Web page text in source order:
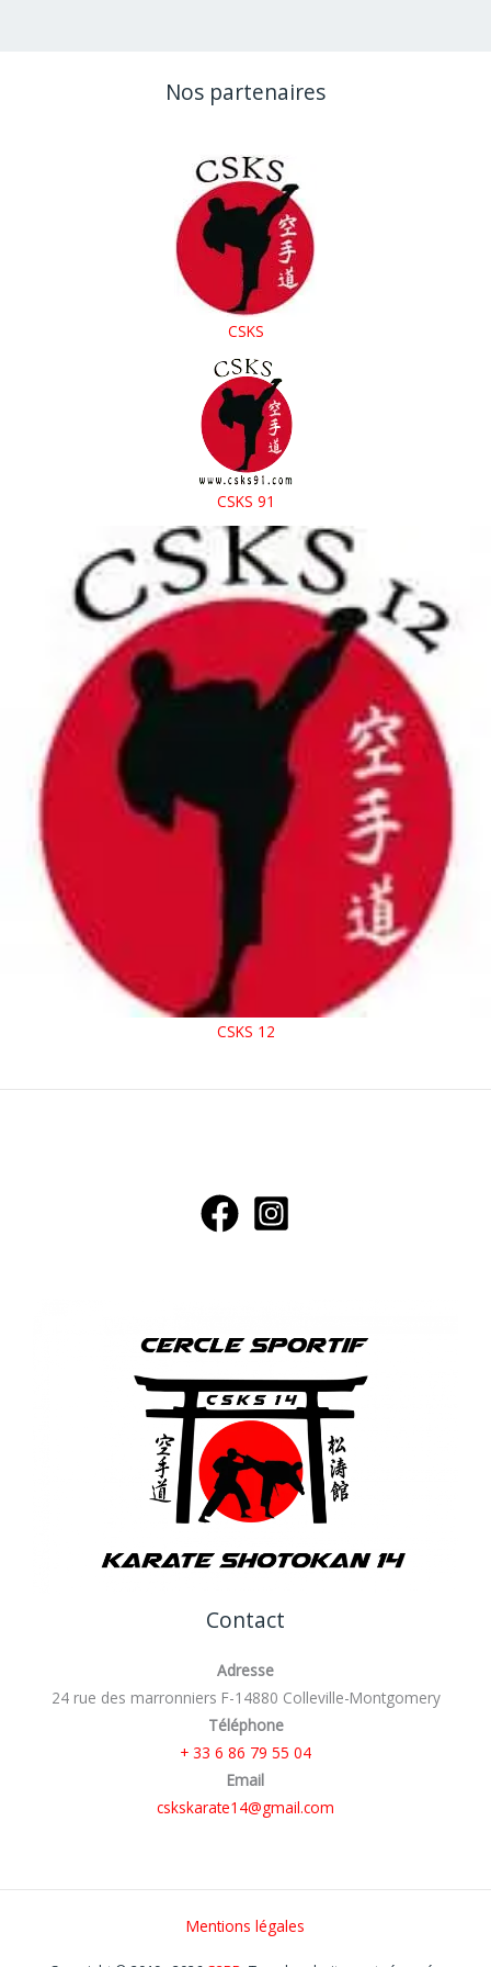
Nos partenaires
CSKS
CSKS 91
CSKS 12
Contact
Adresse
24 rue des marronniers F-14880 Colleville-Montgomery
Téléphone
+ 33 6 86 79 55 04
Email
cskskarate14@gmail.com
Mentions légales